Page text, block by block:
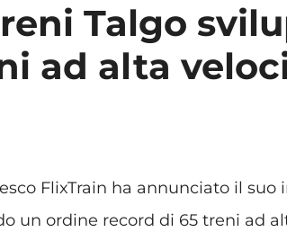
Talgo
ad alta
FlixTrain ha annunciato il suo
un ordine record di 65 treni ad